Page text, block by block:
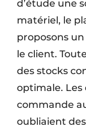
d’étude une
matériel, le
proposons
le client.
des stocks
optimale. Les
commande
oubliaient